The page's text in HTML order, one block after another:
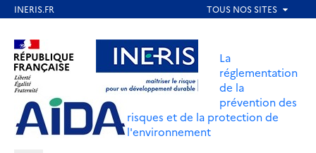
contenu
principal
Aller au contenu Aller au menu
Aller au pied de page
La
réglementation
de la
prévention des
risques et de la protection de
l'environnement